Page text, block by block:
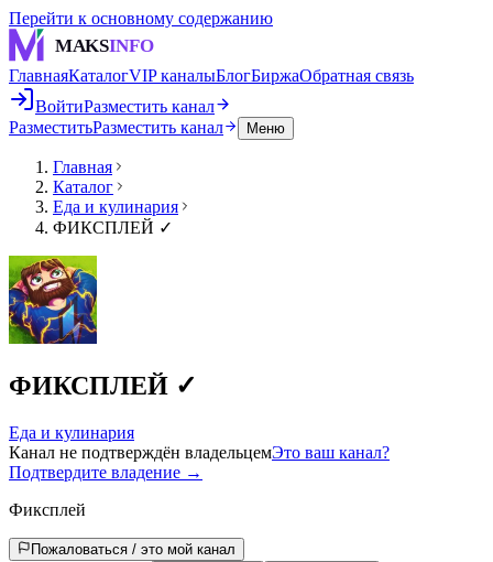
Перейти к основному содержанию
MAKSINFO
ГлавнаяКаталогVIP каналыБлогБиржаОбратная связь
ВойтиРазместить канал
РазместитьРазместить канал Меню
Главная
Каталог
Еда и кулинария
ФИКСПЛЕЙ ✓
ФИКСПЛЕЙ ✓
Еда и кулинария
Канал не подтверждён владельцемЭто ваш канал?
Подтвердите владение →
Фиксплей
Пожаловаться / это мой канал